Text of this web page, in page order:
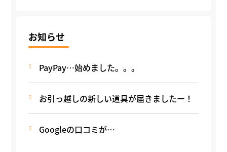
お知らせ
PayPay…始めました。。。
お引っ越しの新しい道具が届きましたー！
Googleの口コミが…